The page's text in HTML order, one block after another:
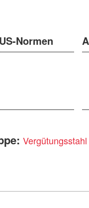
US-Normen
Vergütungsstahl